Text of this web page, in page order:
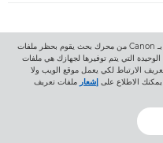
إذا قرأت هذه الرسالة، فأنت تتصفّح موقع الويب الخاص بـ Canon من محرك بحث يقوم بحظر ملفات
التي يتم توفيرها لجهازك هي ملفات
الارتباط لكي يعمل موقع الويب ولا
الاطلاع على إشعار ملفات تعريف